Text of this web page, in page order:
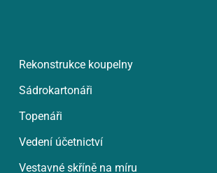
Rekonstrukce koupelny
Sádrokartonáři
Topenáři
Vedení účetnictví
Vestavné skříně na míru